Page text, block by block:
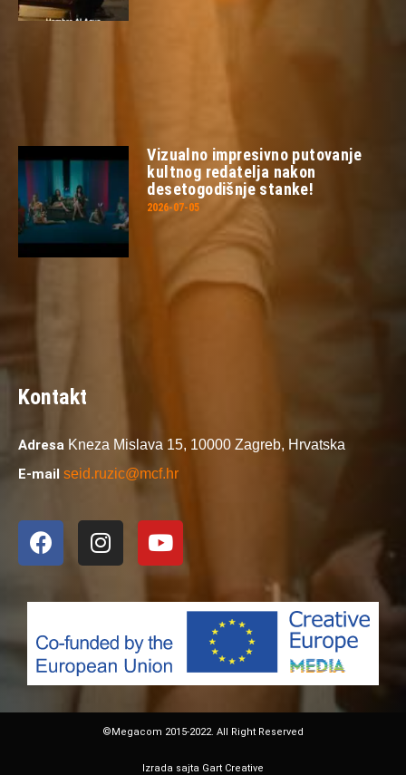
Vizualno impresivno putovanje
kultnog redatelja nakon
desetogodišnje stanke!
2026-07-05
Kontakt
Adresa Kneza Mislava 15, 10000 Zagreb, Hrvatska
E-mail seid.ruzic@mcf.hr
©Megacom 2015-2022. All Right Reserved
Izrada sajta Gart Creative